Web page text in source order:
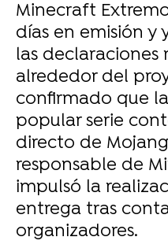
Minecraft
días en emisión y
las declaraciones
alrededor del
confirmado que
popular serie
directo de
responsable de
impulsó la
entrega tras
organizadores.